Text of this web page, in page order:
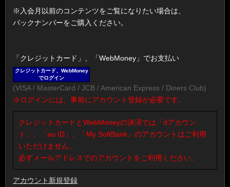
※入会月以前のコンテンツをご覧になりたい場合は、
バックナンバーをご購入ください。
「クレジットカード」、「WebMoney」でお支払い
クレジットカード、WebMoney
でログイン
(VISA / MasterCard / JCB / American Express / Diners Club)
※ログインには、事前にアカウント登録が必要です。
クレジットカードとWebMoneyの決済では「dアカウン
ト」、「au ID」、「My SoftBank」のアカウントはご利用
いただけません。
必ずメールアドレスでのアカウントをご利用ください。
アカウント新規登録